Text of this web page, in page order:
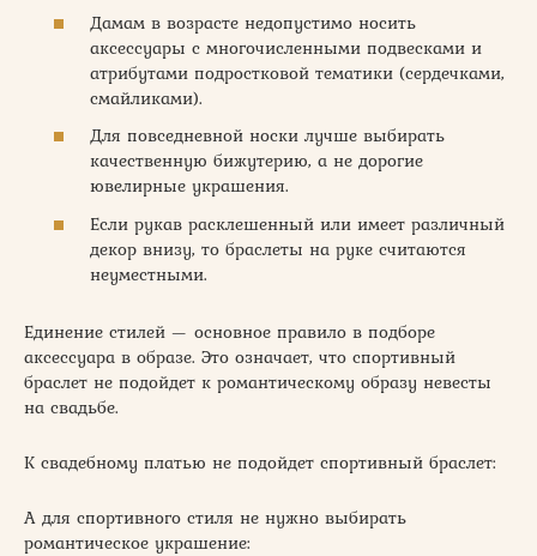
Дамам в возрасте недопустимо носить
аксессуары с многочисленными подвесками и
атрибутами подростковой тематики (сердечками,
смайликами).
Для повседневной носки лучше выбирать
качественную бижутерию, а не дорогие
ювелирные украшения.
Если рукав расклешенный или имеет различный
декор внизу, то браслеты на руке считаются
неуместными.
Единение стилей — основное правило в подборе
аксессуара в образе. Это означает, что спортивный
браслет не подойдет к романтическому образу невесты
на свадьбе.
К свадебному платью не подойдет спортивный браслет:
А для спортивного стиля не нужно выбирать
романтическое украшение: